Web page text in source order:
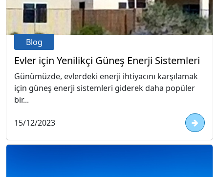
Blog
Evler için Yenilikçi Güneş Enerji Sistemleri
Günümüzde, evlerdeki enerji ihtiyacını karşılamak
için güneş enerji sistemleri giderek daha popüler
bir...
15/12/2023